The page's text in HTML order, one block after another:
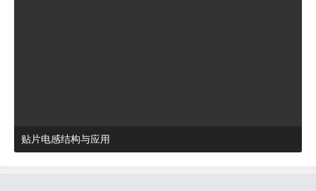
贴片电感结构与应用